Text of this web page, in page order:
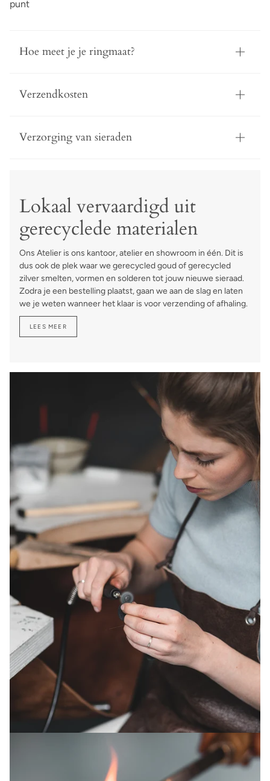
punt
Hoe meet je je ringmaat?
Verzendkosten
Verzorging van sieraden
Lokaal vervaardigd uit
gerecyclede materialen
Ons Atelier is ons kantoor, atelier en showroom in één. Dit is
dus ook de plek waar we gerecycled goud of gerecycled
zilver smelten, vormen en solderen tot jouw nieuwe sieraad.
Zodra je een bestelling plaatst, gaan we aan de slag en laten
we je weten wanneer het klaar is voor verzending of afhaling.
LEES MEER